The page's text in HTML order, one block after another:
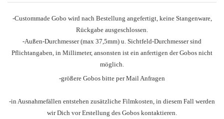
-Custommade Gobo wird nach Bestellung angefertigt, keine Stangenware,
Rückgabe ausgeschlossen.
-Außen-Durchmesser(max 37,5mm) u. Sichtfeld-Durchmesser sind
Pflichtangaben, in Millimeter, ansonsten ist ein anfertigen der Gobos nicht
möglich.
-größere Gobos bitte per Mail Anfragen
-in Ausnahmefällen entstehen zusätzliche Filmkosten, in diesem Fall werden
wir Dich vor Erstellung des Gobos kontaktieren.